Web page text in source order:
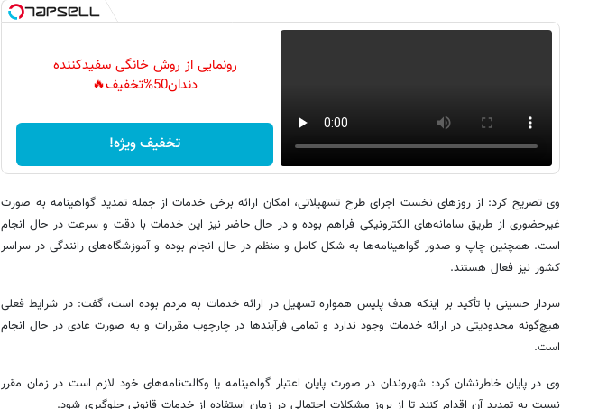
رونمایی از روش خانگی سفیدکننده
دندان50%تخفیف🔥
تخفیف ویژه!
وی تصریح کرد: از روزهای نخست اجرای طرح تسهیلاتی، امکان ارائه برخی خدمات از جمله تمدید گواهینامه به‌ صورت
غیرحضوری از طریق سامانه‌های الکترونیکی فراهم بوده و در حال حاضر نیز این خدمات با دقت و سرعت در حال انجام
است. همچنین چاپ و صدور گواهینامه‌ها به شکل کامل و منظم در حال انجام بوده و آموزشگاه‌های رانندگی در سراسر
کشور نیز فعال هستند.
سردار حسینی با تأکید بر اینکه هدف پلیس همواره تسهیل در ارائه خدمات به مردم بوده است، گفت: در شرایط فعلی
هیچ‌گونه محدودیتی در ارائه خدمات وجود ندارد و تمامی فرآیندها در چارچوب مقررات و به‌ صورت عادی در حال انجام
است.
وی در پایان خاطرنشان کرد: شهروندان در صورت پایان اعتبار گواهینامه یا وکالت‌نامه‌های خود لازم است در زمان مقرر
نسبت به تمدید آن اقدام کنند تا از بروز مشکلات احتمالی در زمان استفاده از خدمات قانونی جلوگیری شود.